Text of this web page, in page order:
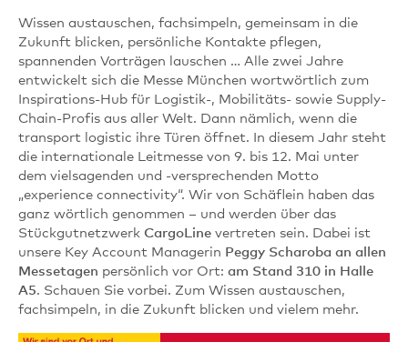
Wissen austauschen, fachsimpeln, gemeinsam in die
Zukunft blicken, persönliche Kontakte pflegen,
spannenden Vorträgen lauschen … Alle zwei Jahre
entwickelt sich die Messe München wortwörtlich zum
Inspirations-Hub für Logistik-, Mobilitäts- sowie Supply-
Chain-Profis aus aller Welt. Dann nämlich, wenn die
transport logistic ihre Türen öffnet. In diesem Jahr steht
die internationale Leitmesse von 9. bis 12. Mai unter
dem vielsagenden und -versprechenden Motto
„experience connectivity“. Wir von Schäflein haben das
ganz wörtlich genommen – und werden über das
Stückgutnetzwerk CargoLine vertreten sein. Dabei ist
unsere Key Account Managerin Peggy Scharoba an allen
Messetagen persönlich vor Ort: am Stand 310 in Halle
A5. Schauen Sie vorbei. Zum Wissen austauschen,
fachsimpeln, in die Zukunft blicken und vielem mehr.